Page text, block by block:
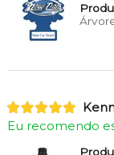
Eu recomendo